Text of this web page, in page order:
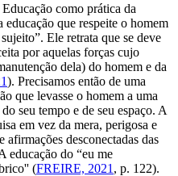
Educação como prática da
educação que respeite o homem
Ele retrata que se deve
por aquelas forças cujo
dela) do homem e da
). Precisamos então de uma
que levasse o homem a uma
seu tempo e de seu espaço. A
em vez da mera, perigosa e
afirmações desconectadas das
educação do “eu me
(FREIRE, 2021 , p. 122).